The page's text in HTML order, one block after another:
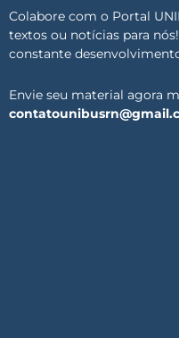
Colabore com o Portal
textos ou notícias para
constante
Envie seu material agora